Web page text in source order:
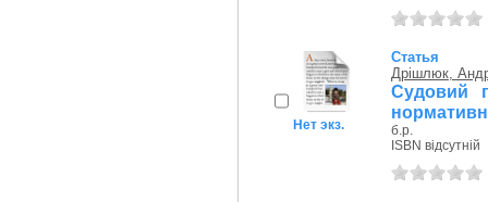
Нет экз.
Статья
Дрішлюк,
Судовий
б.р.
ISBN відсутній